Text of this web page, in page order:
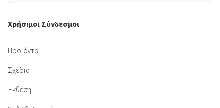
Χρήσιμοι Σύνδεσμοι
Προϊόντα
Σχέδιο
Έκθεση